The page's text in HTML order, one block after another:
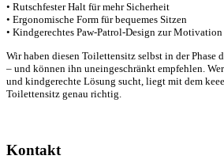
• Rutschfester Halt für mehr Sicherheit
• Ergonomische Form für bequemes Sitzen
• Kindgerechtes Paw-Patrol-Design zur Motivation
Wir haben diesen Toilettensitz selbst in der Phase
– und können ihn uneingeschränkt empfehlen.
und kindgerechte Lösung sucht, liegt mit dem
Toilettensitz genau richtig.
Kontakt